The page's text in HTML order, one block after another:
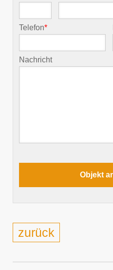
Telefon*
Nachricht
zurück